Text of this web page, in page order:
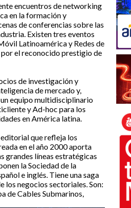
encuentros de networking
en la formación y
de conferencias sobre las
Existen tres eventos
Latinoamérica y Redes de
el reconocido prestigio de
de investigación y
de mercado y,
equipo multidisciplinario
y Ad-hoc para los
en América latina.
que refleja los
en el año 2000 aporta
grandes líneas estratégicas
la Sociedad de la
e inglés. Tiene una saga
negocios sectoriales. Son:
de Cables Submarinos,